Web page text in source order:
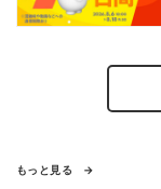
もっと見る